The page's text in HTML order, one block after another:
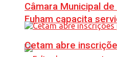
Fuham capacita
Câmara Municipal
Cetam abre